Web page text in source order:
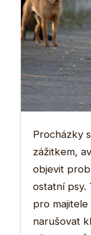
Procházky
zážitkem,
objevit
ostatní psy.
pro
narušovat